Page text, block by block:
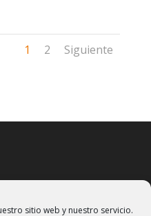
sitio web y nuestro servicio.
1 2 Siguiente